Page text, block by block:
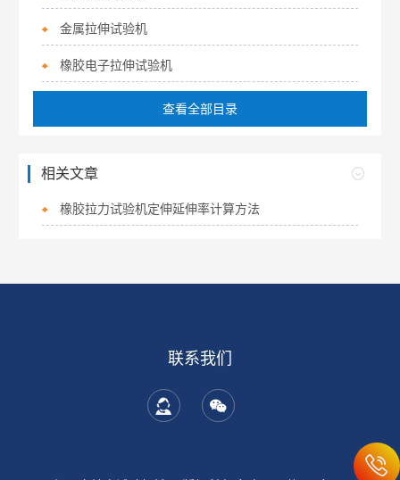
金属拉伸试验机
橡胶电子拉伸试验机
查看全部目录
相关文章
橡胶拉力试验机定伸延伸率计算方法
联系我们